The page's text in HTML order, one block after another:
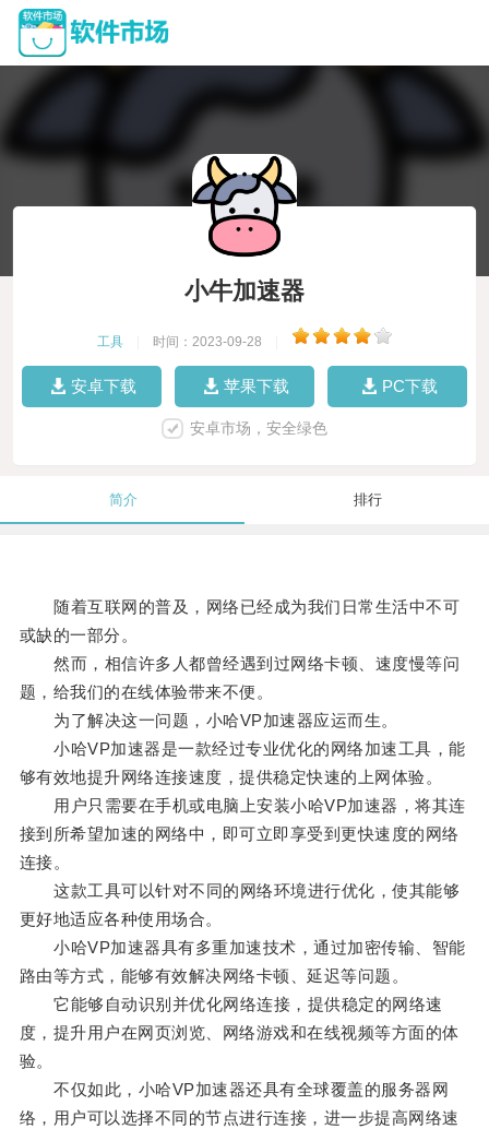
小牛加速器
工具 时间：2023-09-28
安卓下载 苹果下载 PC下载
安卓市场，安全绿色
简介 排行
随着互联网的普及，网络已经成为我们日常生活中不可
或缺的一部分。
然而，相信许多人都曾经遇到过网络卡顿、速度慢等问
题，给我们的在线体验带来不便。
为了解决这一问题，小哈VP加速器应运而生。
小哈VP加速器是一款经过专业优化的网络加速工具，能
够有效地提升网络连接速度，提供稳定快速的上网体验。
用户只需要在手机或电脑上安装小哈VP加速器，将其连
接到所希望加速的网络中，即可立即享受到更快速度的网络
连接。
这款工具可以针对不同的网络环境进行优化，使其能够
更好地适应各种使用场合。
小哈VP加速器具有多重加速技术，通过加密传输、智能
路由等方式，能够有效解决网络卡顿、延迟等问题。
它能够自动识别并优化网络连接，提供稳定的网络速
度，提升用户在网页浏览、网络游戏和在线视频等方面的体
验。
不仅如此，小哈VP加速器还具有全球覆盖的服务器网
络，用户可以选择不同的节点进行连接，进一步提高网络速